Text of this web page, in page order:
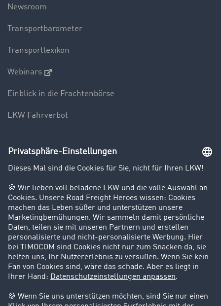
Newsroom
Transportbarometer
Transportlexikon
Webinars
Einblick in die Frachtenbörse
LKW Fahrverbot
Unternehmen
Kunden werben Kunden
Success Stories
Karriere
Support
Kontakt
Rechtliches